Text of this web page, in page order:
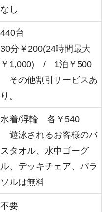
なし
440台
30分￥200(24時間最大
￥1,000) / 1泊￥500
その他割引サービスあ
り。
水着/浮輪 各￥540
遊泳されるお客様のバ
スタオル、水中ゴーグ
ル、デッキチェア、パラ
ソルは無料
不要